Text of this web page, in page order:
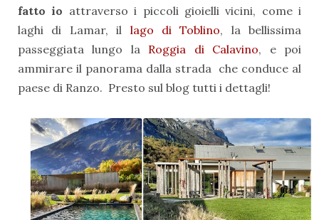
fatto io attraverso i piccoli gioielli vicini, come i
laghi di Lamar, il lago di Toblino, la bellissima
passeggiata lungo la Roggia di Calavino, e poi
ammirare il panorama dalla strada che conduce al
paese di Ranzo. Presto sul blog tutti i dettagli!